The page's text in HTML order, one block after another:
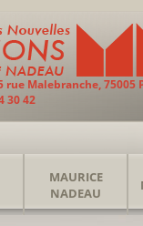
rue Malebranche, 75005
30 42
MAURICE
NADEAU